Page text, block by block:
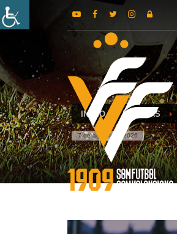
INICIO NOTICIAS
7 de agosto de 2026